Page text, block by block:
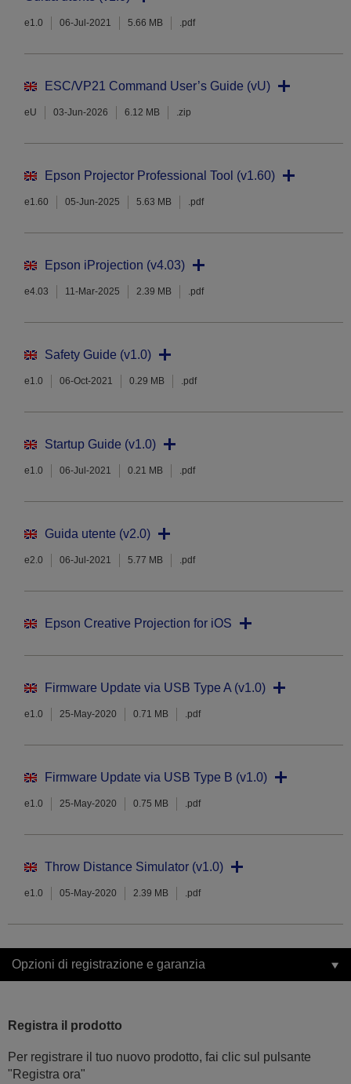
e1.0 06-Jul-2021 5.66 MB .pdf
ESC/VP21 Command User’s Guide (vU)
eU 03-Jun-2026 6.12 MB .zip
Epson Projector Professional Tool (v1.60)
e1.60 05-Jun-2025 5.63 MB .pdf
Epson iProjection (v4.03)
e4.03 11-Mar-2025 2.39 MB .pdf
Safety Guide (v1.0)
e1.0 06-Oct-2021 0.29 MB .pdf
Startup Guide (v1.0)
e1.0 06-Jul-2021 0.21 MB .pdf
Guida utente (v2.0)
e2.0 06-Jul-2021 5.77 MB .pdf
Epson Creative Projection for iOS
Firmware Update via USB Type A (v1.0)
e1.0 25-May-2020 0.71 MB .pdf
Firmware Update via USB Type B (v1.0)
e1.0 25-May-2020 0.75 MB .pdf
Throw Distance Simulator (v1.0)
e1.0 05-May-2020 2.39 MB .pdf
Opzioni di registrazione e garanzia
Registra il prodotto
Per registrare il tuo nuovo prodotto, fai clic sul pulsante
"Registra ora"